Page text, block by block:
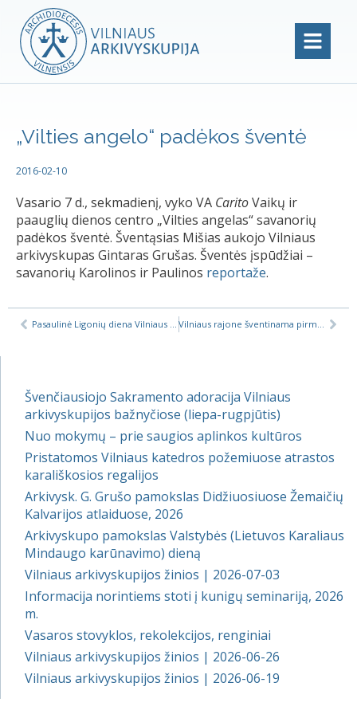
„Vilties angelo“ padėkos šventė
2016-02-10
Vasario 7 d., sekmadienį, vyko VA CaritoVaikų ir
paauglių dienos centro „Vilties angelas“ savanorių
padėkos šventė. Šventąsias Mišias aukojo Vilniaus
arkivyskupas Gintaras Grušas. Šventės įspūdžiai –
savanorių Karolinos ir Paulinos reportaže.
Pasaulinė Ligonių diena Vilniaus arkivyskupijoje Vilniaus rajone šventinama pirmoji pasaulyje pal. Mykolo Sopočkos titulą turinti bažnyčia
Švenčiausiojo Sakramento adoracija Vilniaus
arkivyskupijos bažnyčiose (liepa-rugpjūtis)
Nuo mokymų – prie saugios aplinkos kultūros
Pristatomos Vilniaus katedros požemiuose atrastos
karališkosios regalijos
Arkivysk. G. Grušo pamokslas Didžiuosiuose Žemaičių
Kalvarijos atlaiduose, 2026
Arkivyskupo pamokslas Valstybės (Lietuvos Karaliaus
Mindaugo karūnavimo) dieną
Vilniaus arkivyskupijos žinios | 2026-07-03
Informacija norintiems stoti į kunigų seminariją, 2026
m.
Vasaros stovyklos, rekolekcijos, renginiai
Vilniaus arkivyskupijos žinios | 2026-06-26
Vilniaus arkivyskupijos žinios | 2026-06-19